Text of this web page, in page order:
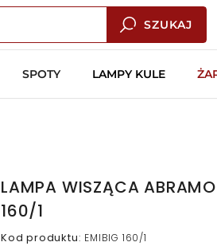
SZUKAJ
SPOTY LAMPY KULE
LAMPA WISZĄCA
160/1
Kod produktu: EMIBIG 160/1